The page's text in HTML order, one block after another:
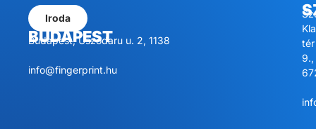
Iroda
BUDAPEST
Budapest, Úszódaru u. 2, 1138
info@fingerprint.hu
tér
9.,